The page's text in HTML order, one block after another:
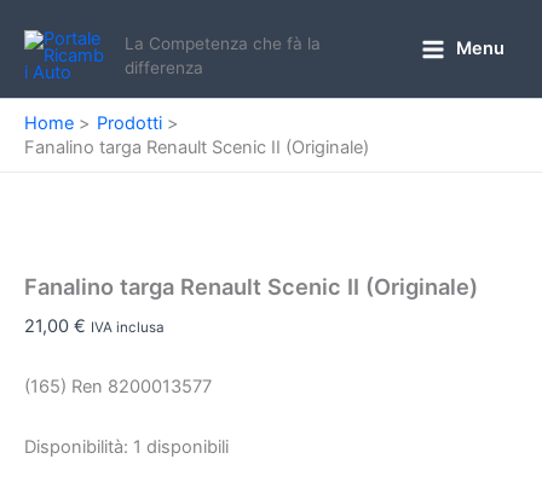
contenuto
La Competenza che fà la
differenza
Menu
Home
Prodotti
Fanalino targa Renault Scenic II (Originale)
Fanalino targa Renault Scenic II (Originale)
21,00 € IVA inclusa
(165) Ren 8200013577
Disponibilità: 1 disponibili